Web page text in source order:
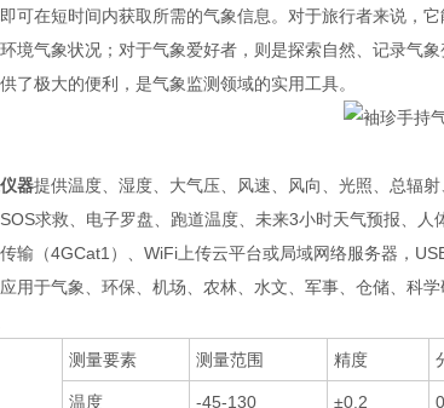
可在短时间内获取所需的气象信息。对于旅行者来说，
境气象状况；对于气象爱好者，则是探索自然、记录气
了极大的便利，是气象监测领域的实用工具。
器提供温度、湿度、大气压、风速、风向、光照、总辐
求救、电子罗盘、跑道温度、未来3小时天气预报、人
输（4GCat1）、WiFi上传云平台或局域网络服务器，
用于气象、环保、机场、农林、水文、军事、仓储、科学
测量要素 测量范围 精度
温度 -45-130 ±0.2